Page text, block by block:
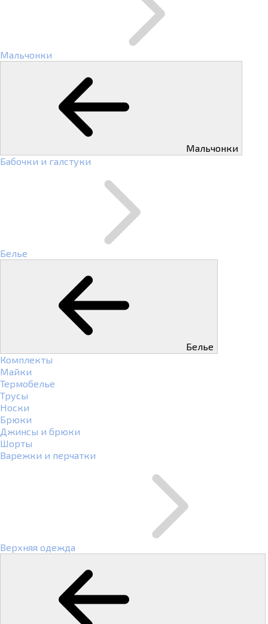
Мальчонки
Мальчонки
Бабочки и галстуки
Белье
Белье
Комплекты
Майки
Термобелье
Трусы
Носки
Брюки
Джинсы и брюки
Шорты
Варежки и перчатки
Верхняя одежда